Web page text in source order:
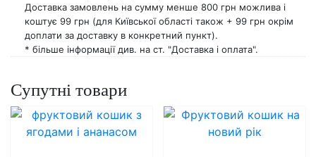
Доставка замовлень на сумму менше 800 грн можлива і
коштує 99 грн (для Київської області також + 99 грн окрім
доплати за доставку в конкретний пункт).
* більше інформації див. на ст. "Доставка і оплата".
Супутні товари